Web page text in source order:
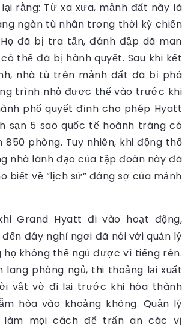
rằng: Từ xa xưa, mảnh đất này là
ngàn tù nhân trong thời kỳ chiến
đã bị tra tấn, đánh đập dã man
thể đã bị hành quyết. Sau khi kết
nhà tù trên mảnh đất đã bị phá
trình nhỏ được thế vào trước khi
phố quyết định cho phép Hyatt
sạn 5 sao quốc tế hoành tráng có
850 phòng. Tuy nhiên, khi động thổ
nhà lãnh đạo của tập đoàn này đã
biết về “lịch sử” đáng sợ của mảnh
Grand Hyatt đi vào hoạt động,
đây nghỉ ngơi đã nói với quản lý
họ không thể ngủ được vì tiếng rên.
lang phòng ngủ, thi thoảng lại xuất
vật vờ đi lại trước khi hóa thành
hòa vào khoảng không. Quản lý
làm mọi cách để trấn an các vị